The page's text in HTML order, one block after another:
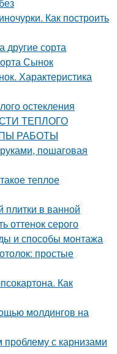
Как построить
сорта
Сынок
Характеристика
остекления
ТЕПЛОГО
РАБОТЫ
пошаговая
теплое
в ванной
оттенок серого
и способы монтажа
простые
Как
молдингов на
с карнизами